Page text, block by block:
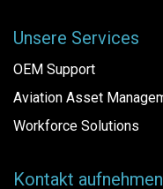
Unsere Services
OEM Support
Aviation Asset
Workforce Solutions
Kontakt aufnehmen